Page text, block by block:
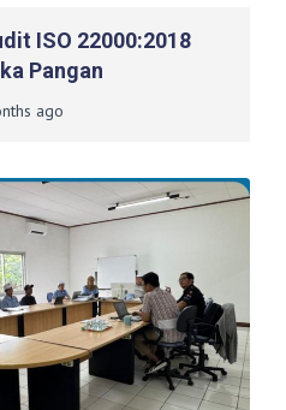
ISO 22000:2018
Pangan
ago